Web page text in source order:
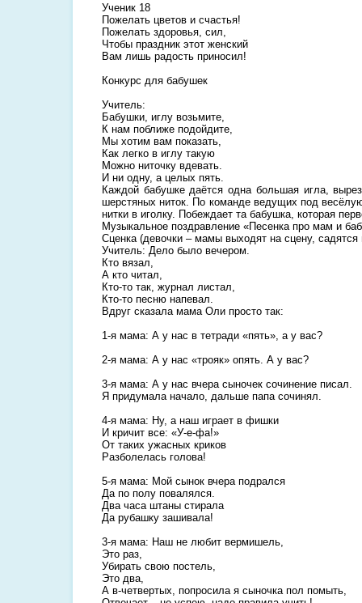
Ученик 18
Пожелать цветов и счастья!
Пожелать здоровья, сил,
Чтобы праздник этот женский
Вам лишь радость приносил!
Конкурс для бабушек
Учитель:
Бабушки, иглу возьмите,
К нам поближе подойдите,
Мы хотим вам показать,
Как легко в иглу такую
Можно ниточку вдевать.
И ни одну, а целых пять.
Каждой бабушке даётся одна большая игла,
шерстяных ниток. По команде ведущих под
нитки в иголку. Побеждает та бабушка, которая
Музыкальное поздравление «Песенка про мам и
Сценка (девочки – мамы выходят на сцену, садятся
Учитель: Дело было вечером.
Кто вязал,
А кто читал,
Кто-то так, журнал листал,
Кто-то песню напевал.
Вдруг сказала мама Оли просто так:
1-я мама: А у нас в тетради «пять», а у вас?
2-я мама: А у нас «трояк» опять. А у вас?
3-я мама: А у нас вчера сыночек сочинение писал.
Я придумала начало, дальше папа сочинял.
4-я мама: Ну, а наш играет в фишки
И кричит все: «У-е-фа!»
От таких ужасных криков
Разболелась голова!
5-я мама: Мой сынок вчера подрался
Да по полу повалялся.
Два часа штаны стирала
Да рубашку зашивала!
3-я мама: Наш не любит вермишель,
Это раз,
Убирать свою постель,
Это два,
А в-четвертых, попросила я сыночка пол помыть,